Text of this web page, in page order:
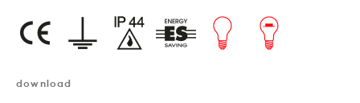
download